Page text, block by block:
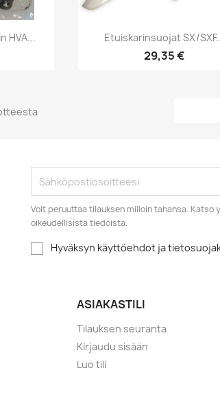
HVA... Pikakatselu
Etuiskarinsuojat SX/
29,35 €
Voit peruuttaa tilauksen milloin tahansa. Katso
oikeudellisista tiedoista.
Hyväksyn käyttöehdot ja
ASIAKASTILI
Tilauksen seuranta
Kirjaudu sisään
Luo tili